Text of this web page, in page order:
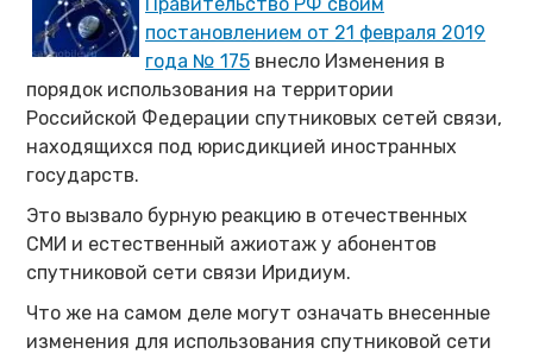
постановлением от 21 февраля 2019
года № 175 внесло Изменения в
порядок использования на территории
Российской Федерации спутниковых сетей связи,
находящихся под юрисдикцией иностранных
государств.
Это вызвало бурную реакцию в отечественных
СМИ и естественный ажиотаж у абонентов
спутниковой сети связи Иридиум.
Что же на самом деле могут означать внесенные
изменения для использования спутниковой сети